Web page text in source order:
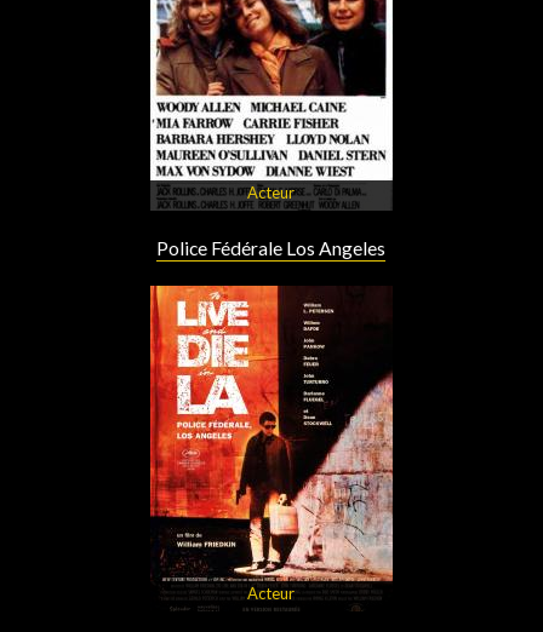
Acteur
Police Fédérale Los Angeles
Acteur